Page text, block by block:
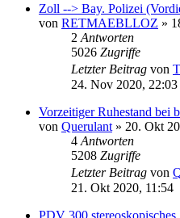
Zoll --> Bay. Polizei
von RETMAEBLLOZ »
2 Antworten
5026 Zugriffe
Letzter Beitrag von
24. Nov 2020, 22:03
Vorzeitiger Ruhestand bei
von Querulant » 20. Okt
4 Antworten
5208 Zugriffe
Letzter Beitrag von
21. Okt 2020, 11:54
PDV 300 stereoskopisches